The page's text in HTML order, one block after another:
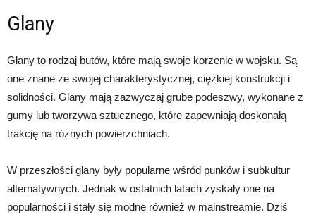
Glany
Glany to rodzaj butów, które mają swoje korzenie w wojsku. Są
one znane ze swojej charakterystycznej, ciężkiej konstrukcji i
solidności. Glany mają zazwyczaj grube podeszwy, wykonane z
gumy lub tworzywa sztucznego, które zapewniają doskonałą
trakcję na różnych powierzchniach.
W przeszłości glany były popularne wśród punków i subkultur
alternatywnych. Jednak w ostatnich latach zyskały one na
popularności i stały się modne również w mainstreamie. Dziś